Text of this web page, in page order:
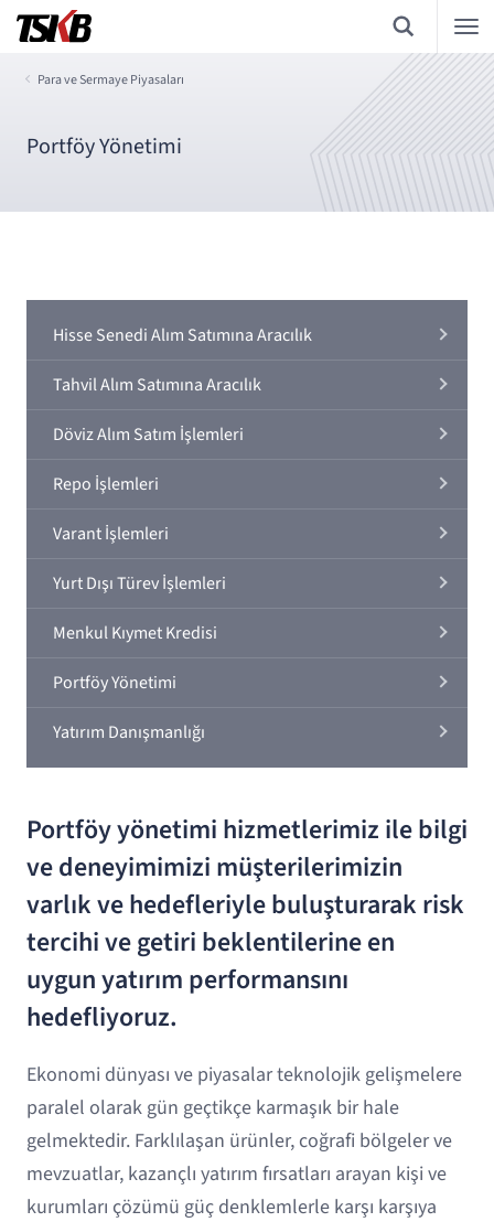
Para ve Sermaye Piyasaları
Portföy Yönetimi
Hisse Senedi Alım Satımına Aracılık
Tahvil Alım Satımına Aracılık
Döviz Alım Satım İşlemleri
Repo İşlemleri
Varant İşlemleri
Yurt Dışı Türev İşlemleri
Menkul Kıymet Kredisi
Portföy Yönetimi
Yatırım Danışmanlığı
Portföy yönetimi hizmetlerimiz ile bilgi
ve deneyimimizi müşterilerimizin
varlık ve hedefleriyle buluşturarak risk
tercihi ve getiri beklentilerine en
uygun yatırım performansını
hedefliyoruz.
Ekonomi dünyası ve piyasalar teknolojik gelişmelere
paralel olarak gün geçtikçe karmaşık bir hale
gelmektedir. Farklılaşan ürünler, coğrafi bölgeler ve
mevzuatlar, kazançlı yatırım fırsatları arayan kişi ve
kurumları çözümü güç denklemlerle karşı karşıya